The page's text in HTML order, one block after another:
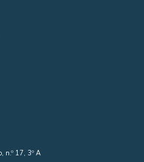
n.º 17, 3º A